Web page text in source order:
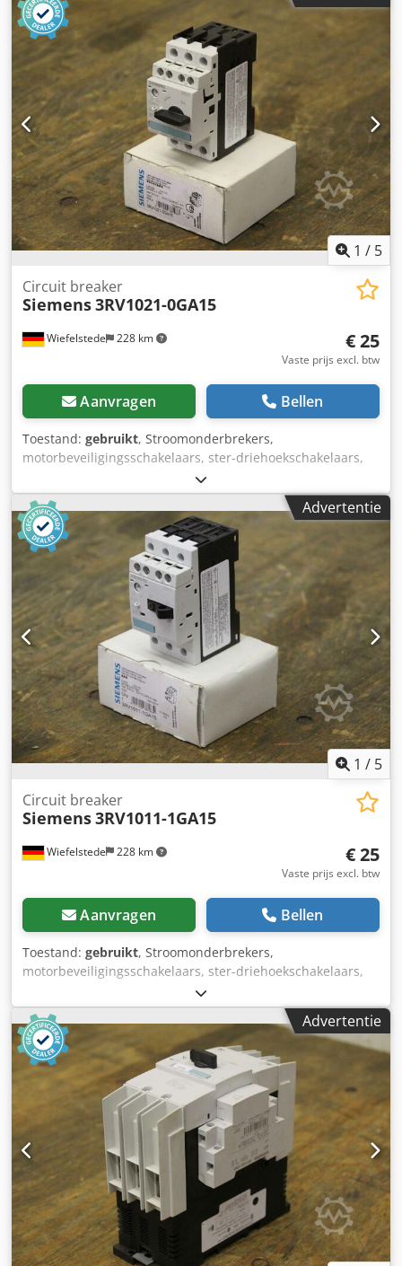
1 / 5
Wiefelstede 228 km
Circuit breaker
Siemens3RV1021-0GA15
€ 25
Vaste prijs excl. btw
Aanvragen Bellen
Toestand: gebruikt, Stroomonderbrekers,
motorbeveiligingsschakelaars, ster-driehoekschakelaars,
omkeerschakelaars -Siemens: type 3RV1021-0GA15
Codpfsfifk Ujx Agrsha -Prijs: per stuk -Aantal: 4 stuks -
Afmetingen: 100/50/H100 mm -Gewicht: 0,3 kg/stukAdvertentie
1 / 5
Wiefelstede 228 km
Circuit breaker
Siemens3RV1011-1GA15
€ 25
Vaste prijs excl. btw
Aanvragen Bellen
Toestand: gebruikt, Stroomonderbrekers,
motorbeveiligingsschakelaars, ster-driehoekschakelaars,
omkeerschakelaars -Siemens: type 3RV1011-1GA15
Chedpfx Agjfiflaeroa -Prijs: per stuk -Aantal: 4 stuks -
Afmetingen: 100/50/H85 mm -Gewicht: 0,3 kg/stukAdvertentie